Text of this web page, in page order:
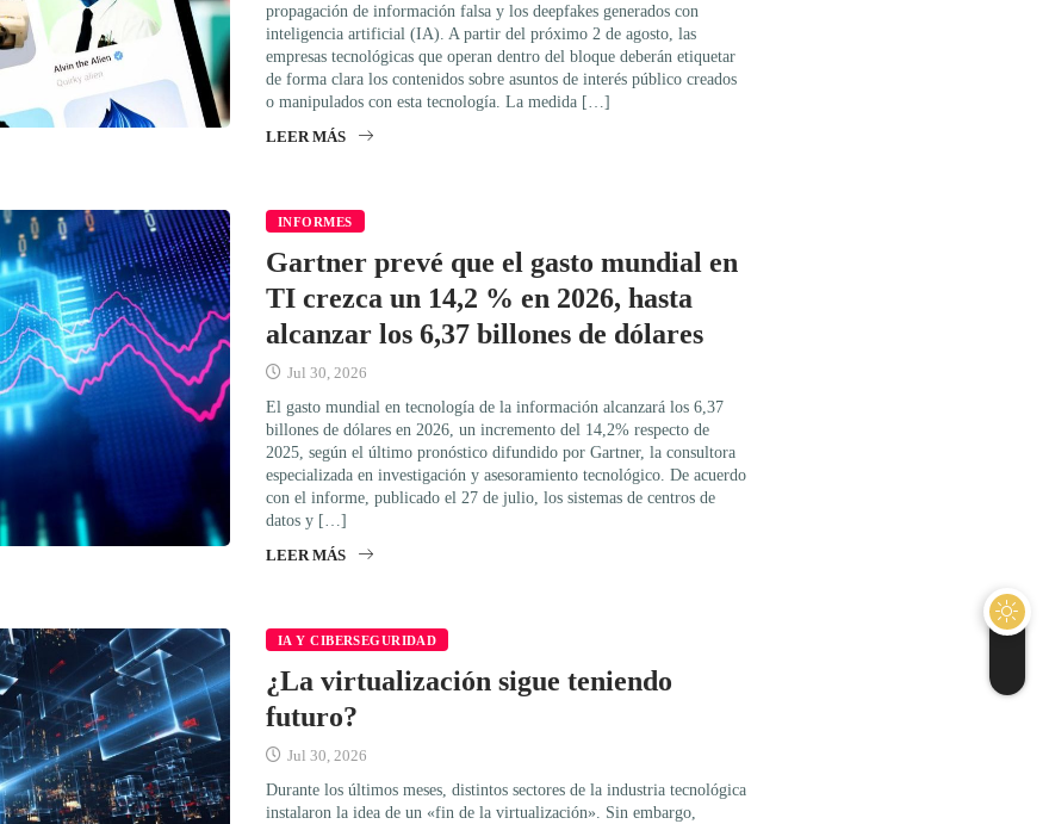
propagación de información falsa y los deepfakes generados con
inteligencia artificial (IA). A partir del próximo 2 de agosto, las
empresas tecnológicas que operan dentro del bloque deberán etiquetar
de forma clara los contenidos sobre asuntos de interés público creados
o manipulados con esta tecnología. La medida […]
LEER MÁS
INFORMES
Gartner prevé que el gasto mundial en
TI crezca un 14,2 % en 2026, hasta
alcanzar los 6,37 billones de dólares
Jul 30, 2026
El gasto mundial en tecnología de la información alcanzará los 6,37
billones de dólares en 2026, un incremento del 14,2% respecto de
2025, según el último pronóstico difundido por Gartner, la consultora
especializada en investigación y asesoramiento tecnológico. De acuerdo
con el informe, publicado el 27 de julio, los sistemas de centros de
datos y […]
LEER MÁS
IA Y CIBERSEGURIDAD
¿La virtualización sigue teniendo
futuro?
Jul 30, 2026
Durante los últimos meses, distintos sectores de la industria tecnológica
instalaron la idea de un «fin de la virtualización». Sin embargo,